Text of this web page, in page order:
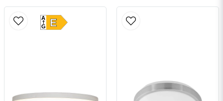
Namn
Ja, ni får publicera min fråga
E
A
G